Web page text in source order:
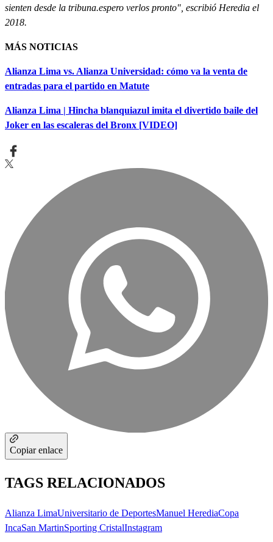
sienten desde la tribuna.espero verlos pronto", escribió Heredia el
2018.
MÁS NOTICIAS
Alianza Lima vs. Alianza Universidad: cómo va la venta de
entradas para el partido en Matute
Alianza Lima | Hincha blanquiazul imita el divertido baile del
Joker en las escaleras del Bronx [VIDEO]
Copiar enlace
TAGS RELACIONADOS
Alianza LimaUniversitario de DeportesManuel HerediaCopa
IncaSan MartinSporting CristalInstagram